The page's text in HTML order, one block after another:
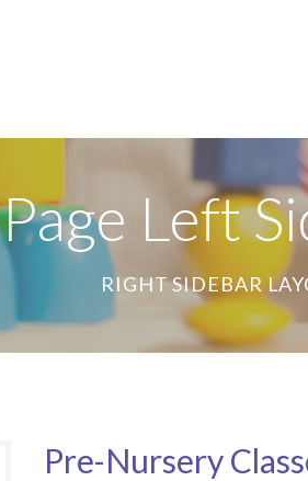
Page Left
RIGHT SIDEBAR
Pre-Nursery